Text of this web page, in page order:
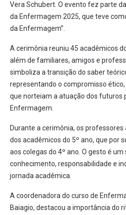
Vera Schubert. O evento fez parte
da Enfermagem 2025, que teve
da Enfermagem”.
A cerimônia reuniu 45 acadêmicos
além de familiares, amigos e
simboliza a transição do saber
representando o compromisso
que norteiam a atuação dos futuros
Enfermagem.
Durante a cerimônia, os
dos acadêmicos do 5º ano, que por
aos colegas do 4º ano. O gesto é
conhecimento, responsabilidade e
jornada acadêmica.
A coordenadora do curso de
Baiagio, destacou a importância do